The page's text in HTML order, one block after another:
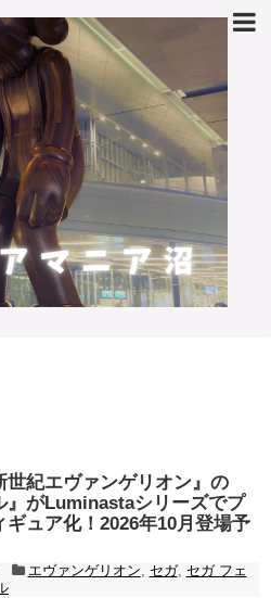
世紀エヴァンゲリオン』の
』がLuminastaシリーズでプ
ギュア化！2026年10月登場予
エヴァンゲリオン, セガ, セガ フェ